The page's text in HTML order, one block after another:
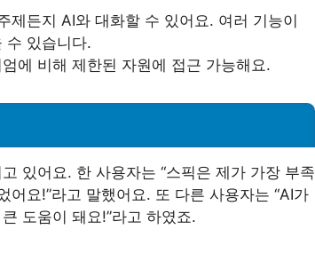
제든지 AI와 대화할 수 있어요. 여러 기능이
수 있습니다.
에 비해 제한된 자원에 접근 가능해요.
있어요. 한 사용자는 “스픽은 제가 가장 부족
요!”라고 말했어요. 또 다른 사용자는 “AI가
도움이 돼요!”라고 하였죠.